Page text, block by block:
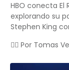
HBO conecta El
explorando su
Stephen King
✍🏻 Por Tomas